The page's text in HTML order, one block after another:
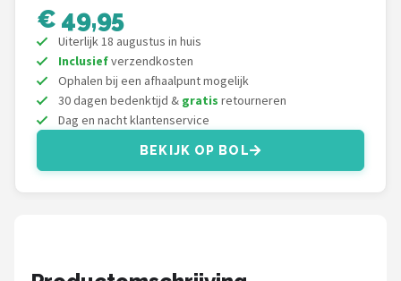
New Looxs
BBB Cycling
Schwalbe
Voltano
€ 49,95
Uiterlijk 18 augustus in huis
Inclusiefverzendkosten
Ophalen bij een afhaalpunt mogelijk
30 dagen bedenktijd & gratis retourneren
Dag en nacht klantenservice
BEKIJK OP BOL